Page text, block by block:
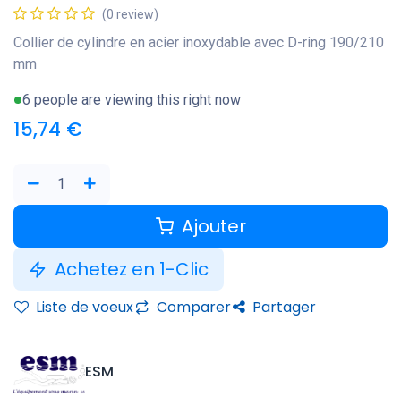
(0 review)
Collier de cylindre en acier inoxydable avec D-ring 190/210
mm
6 people are viewing this right now
15,74 €
Ajouter
Achetez en 1-Clic
Liste de voeux Comparer Partager
ESM